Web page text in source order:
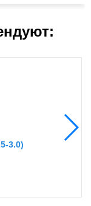
3.0)